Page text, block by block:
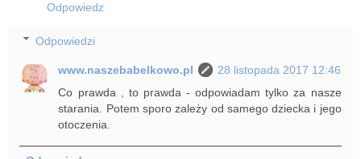
Odpowiedz
Odpowiedzi
www.naszebabelkowo.pl
28 listopada 2017 12:46
Co prawda , to prawda - odpowiadam tylko za nasze
starania. Potem sporo zależy od samego dziecka i jego
otoczenia.